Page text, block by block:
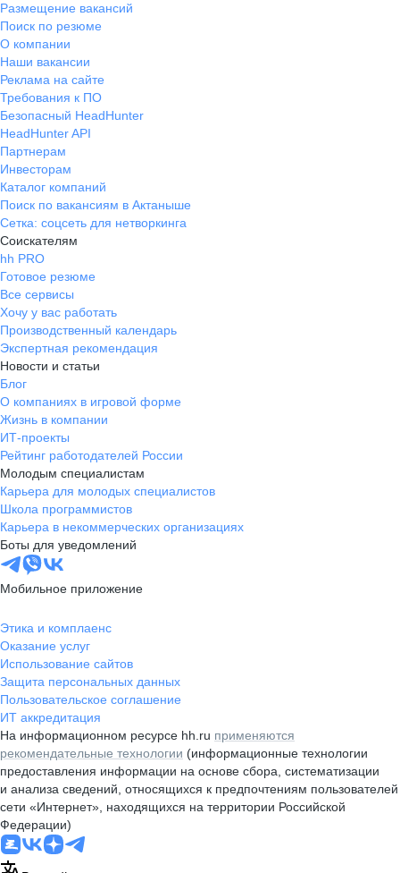
Размещение вакансий
Поиск по резюме
О компании
Наши вакансии
Реклама на сайте
Требования к ПО
Безопасный HeadHunter
HeadHunter API
Партнерам
Инвесторам
Каталог компаний
Поиск по вакансиям в Актаныше
Сетка: соцсеть для нетворкинга
Соискателям
hh PRO
Готовое резюме
Все сервисы
Хочу у вас работать
Производственный календарь
Экспертная рекомендация
Новости и статьи
Блог
О компаниях в игровой форме
Жизнь в компании
ИТ-проекты
Рейтинг работодателей России
Молодым специалистам
Карьера для молодых специалистов
Школа программистов
Карьера в некоммерческих организациях
Боты для уведомлений
Мобильное приложение
Этика и комплаенс
Оказание услуг
Использование сайтов
Защита персональных данных
Пользовательское соглашение
ИТ аккредитация
На информационном ресурсе hh.ru применяются
рекомендательные технологии (информационные технологии
предоставления информации на основе сбора, систематизации
и анализа сведений, относящихся к предпочтениям пользователей
сети «Интернет», находящихся на территории Российской
Федерации)